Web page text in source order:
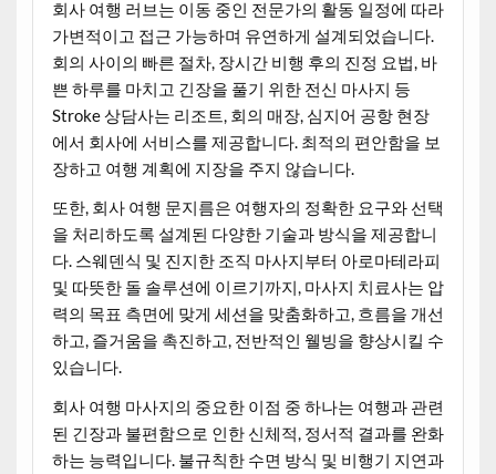
회사 여행 러브는 이동 중인 전문가의 활동 일정에 따라
가변적이고 접근 가능하며 유연하게 설계되었습니다.
회의 사이의 빠른 절차, 장시간 비행 후의 진정 요법, 바
쁜 하루를 마치고 긴장을 풀기 위한 전신 마사지 등
Stroke 상담사는 리조트, 회의 매장, 심지어 공항 현장
에서 회사에 서비스를 제공합니다. 최적의 편안함을 보
장하고 여행 계획에 지장을 주지 않습니다.
또한, 회사 여행 문지름은 여행자의 정확한 요구와 선택
을 처리하도록 설계된 다양한 기술과 방식을 제공합니
다. 스웨덴식 및 진지한 조직 마사지부터 아로마테라피
및 따뜻한 돌 솔루션에 이르기까지, 마사지 치료사는 압
력의 목표 측면에 맞게 세션을 맞춤화하고, 흐름을 개선
하고, 즐거움을 촉진하고, 전반적인 웰빙을 향상시킬 수
있습니다.
회사 여행 마사지의 중요한 이점 중 하나는 여행과 관련
된 긴장과 불편함으로 인한 신체적, 정서적 결과를 완화
하는 능력입니다. 불규칙한 수면 방식 및 비행기 지연과